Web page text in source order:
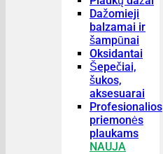
Dažomieji
balzamai ir
šampūnai
Oksidantai
Šepečiai,
šukos,
aksesuarai
Profesionalios
priemonės
plaukams
NAUJA